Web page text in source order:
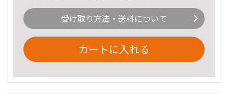
受け取り方法・送料について
カートに入れる